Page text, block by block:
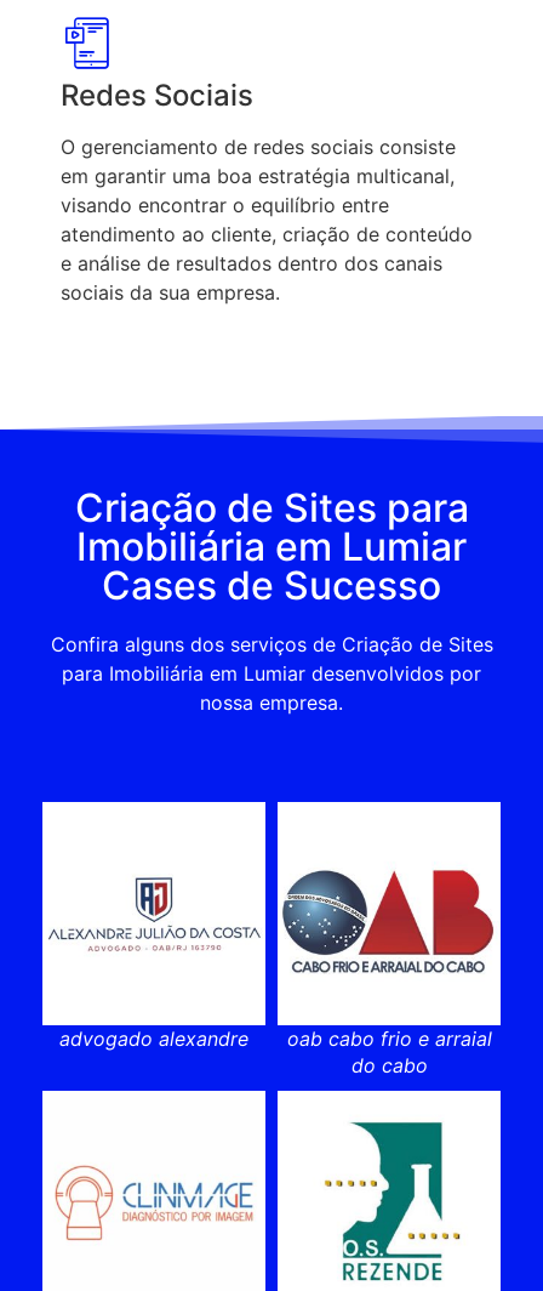
Redes Sociais
O gerenciamento de redes sociais consiste
em garantir uma boa estratégia multicanal,
visando encontrar o equilíbrio entre
atendimento ao cliente, criação de conteúdo
e análise de resultados dentro dos canais
sociais da sua empresa.
Criação de Sites para
Imobiliária em Lumiar
Cases de Sucesso
Confira alguns dos serviços de Criação de Sites
para Imobiliária em Lumiar desenvolvidos por
nossa empresa.
advogado alexandre
oab cabo frio e arraial
do cabo